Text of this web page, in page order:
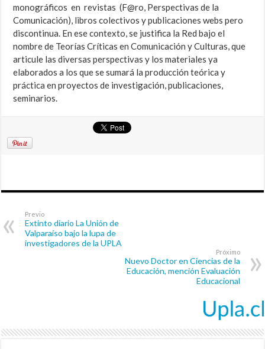
monográficos en revistas (F@ro, Perspectivas de la
Comunicación), libros colectivos y publicaciones webs pero
discontinua. En ese contexto, se justifica la Red bajo el
nombre de Teorías Críticas en Comunicación y Culturas, que
articule las diversas perspectivas y los materiales ya
elaborados a los que se sumará la producción teórica y
práctica en proyectos de investigación, publicaciones,
seminarios.
Previo
Extinto diario La Unión de
Valparaíso bajo la lupa de
investigadores de la UPLA
Próximo
Nuevo Doctor en Ciencias de la
Educación, mención Evaluación
Educacional